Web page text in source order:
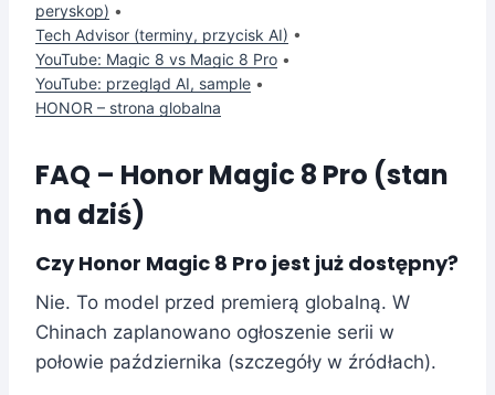
peryskop) •
Tech Advisor (terminy, przycisk AI) •
YouTube: Magic 8 vs Magic 8 Pro •
YouTube: przegląd AI, sample •
HONOR – strona globalna
FAQ – Honor Magic 8 Pro (stan
na dziś)
Czy Honor Magic 8 Pro jest już dostępny?
Nie. To model przed premierą globalną. W
Chinach zaplanowano ogłoszenie serii w
połowie października (szczegóły w źródłach).